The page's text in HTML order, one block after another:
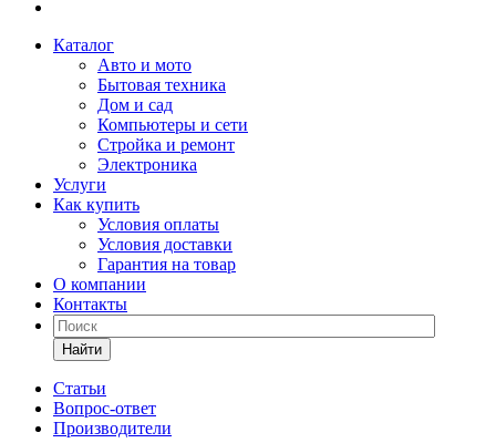
Каталог
Авто и мото
Бытовая техника
Дом и сад
Компьютеры и сети
Стройка и ремонт
Электроника
Услуги
Как купить
Условия оплаты
Условия доставки
Гарантия на товар
О компании
Контакты
Найти
Статьи
Вопрос-ответ
Производители